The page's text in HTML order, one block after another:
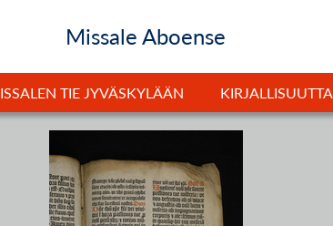
Missale Aboense
TIE JYVÄSKYLÄÄN KIRJALLISUUTTA